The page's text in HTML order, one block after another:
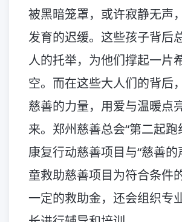
被黑暗笼罩，或许寂静无声
发育的迟缓。这些孩子背后
人的托举，为他们撑起一片
空。而在这些大人们的背后
慈善的力量，用爱与温暖点
来。郑州慈善总会“第二起跑
康复行动慈善项目与“慈善的
童救助慈善项目为符合条件
一定的救助金，还会组织专